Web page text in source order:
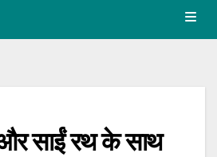
साईं रथ के साथ